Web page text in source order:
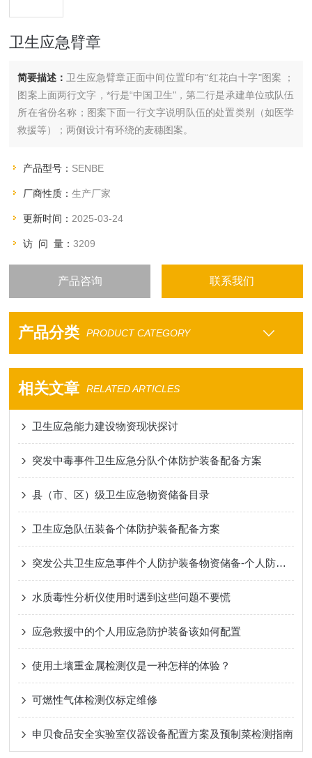
卫生应急臂章
简要描述： 卫生应急臂章正面中间位置印有“红花白十字"图案 ；
图案上面两行文字，*行是“中国卫生"，第二行是承建单位或队伍
所在省份名称；图案下面一行文字说明队伍的处置类别（如医学
救援等）；两侧设计有环绕的麦穗图案。
产品型号： SENBE
厂商性质：生产厂家
更新时间： 2025-03-24
访 问 量：3209
产品咨询 联系我们
产品分类 PRODUCT CATEGORY
相关文章 RELATED ARTICLES
卫生应急能力建设物资现状探讨
突发中毒事件卫生应急分队个体防护装备配备方案
县（市、区）级卫生应急物资储备目录
卫生应急队伍装备个体防护装备配备方案
突发公共卫生应急事件个人防护装备物资储备-个人防护装备
水质毒性分析仪使用时遇到这些问题不要慌
应急救援中的个人用应急防护装备该如何配置
使用土壤重金属检测仪是一种怎样的体验？
可燃性气体检测仪标定维修
申贝食品安全实验室仪器设备配置方案及预制菜检测指南